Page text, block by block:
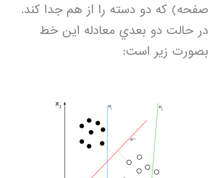
صفحه) که دو دسته را از هم جدا کند.
در حالت دو بعدي معادله اين خط
بصورت زير است: